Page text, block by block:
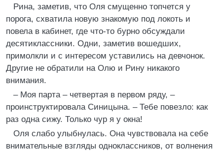
Рина, заметив, что Оля смущенно топчется у
порога, схватила новую знакомую под локоть и
повела в кабинет, где что-то бурно обсуждали
десятиклассники. Одни, заметив вошедших,
примолкли и с интересом уставились на девчонок.
Другие не обратили на Олю и Рину никакого
внимания.
– Моя парта – четвертая в первом ряду, –
проинструктировала Синицына. – Тебе повезло: как
раз одна сижу. Только чур я у окна!
Оля слабо улыбнулась. Она чувствовала на себе
внимательные взгляды одноклассников, от волнения